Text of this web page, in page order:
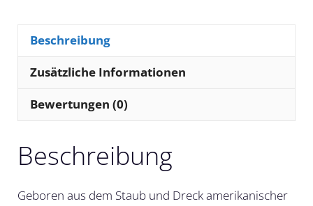
Beschreibung
Zusätzliche Informationen
Bewertungen (0)
Beschreibung
Geboren aus dem Staub und Dreck amerikanischer